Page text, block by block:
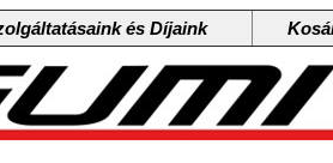
és Díjaink